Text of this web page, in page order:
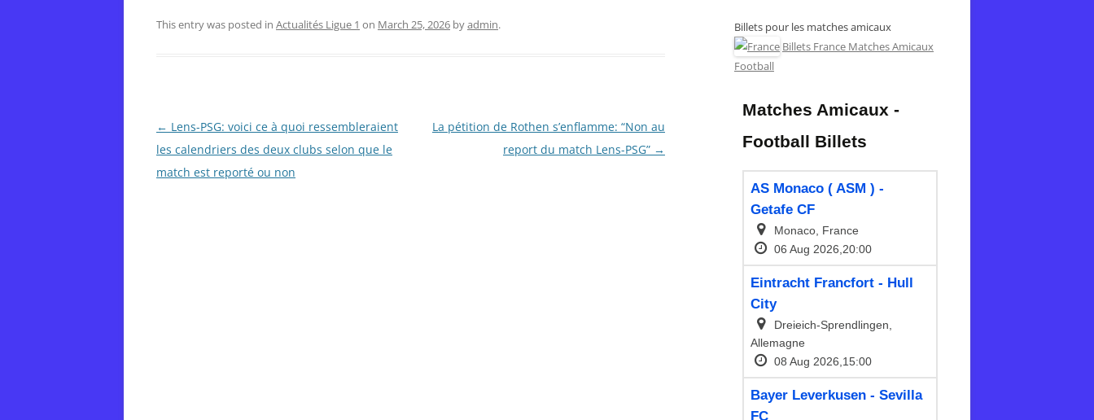
This entry was posted in Actualités Ligue 1 on March 25, 2026 byadmin.
Post
navigation
← Lens-PSG: voici ce à quoi ressembleraient
les calendriers des deux clubs selon que le
match est reporté ou non
La pétition de Rothen s’enflamme: “Non au
report du match Lens-PSG” →
Billets pour les matches amicaux
Billets France Matches Amicaux
Football